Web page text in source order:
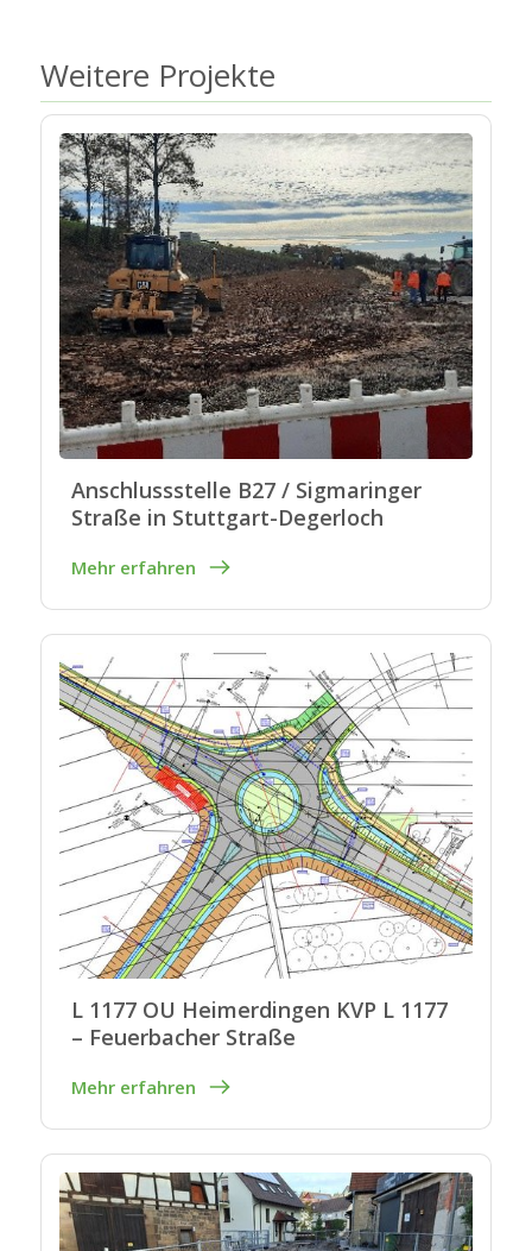
Weitere Projekte
Anschlussstelle B27 / Sigmaringer
Straße in Stuttgart-Degerloch
Mehr erfahren
L 1177 OU Heimerdingen KVP L 1177
– Feuerbacher Straße
Mehr erfahren